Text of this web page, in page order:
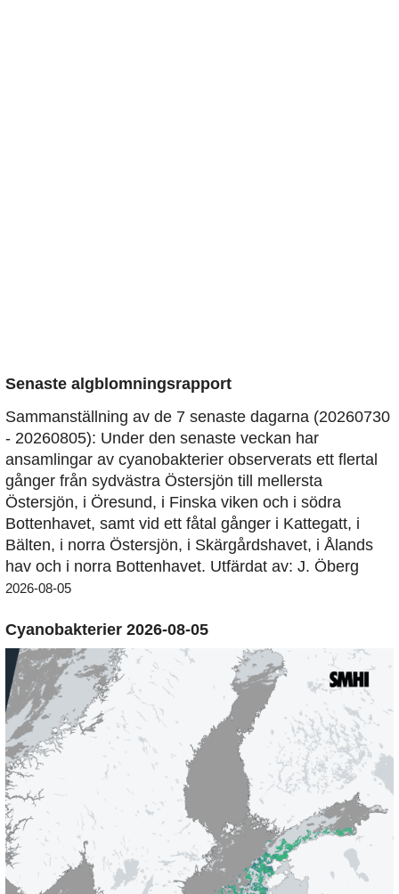
Senaste algblomningsrapport
Sammanställning av de 7 senaste dagarna (20260730
- 20260805): Under den senaste veckan har
ansamlingar av cyanobakterier observerats ett flertal
gånger från sydvästra Östersjön till mellersta
Östersjön, i Öresund, i Finska viken och i södra
Bottenhavet, samt vid ett fåtal gånger i Kattegatt, i
Bälten, i norra Östersjön, i Skärgårdshavet, i Ålands
hav och i norra Bottenhavet. Utfärdat av: J. Öberg
2026-08-05
Cyanobakterier 2026-08-05